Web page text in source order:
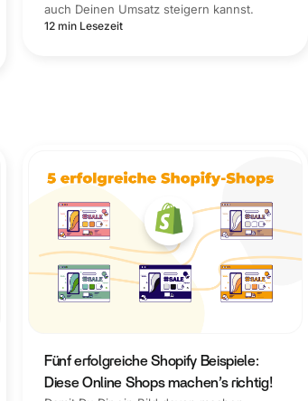
auch Deinen Umsatz steigern kannst.
12 min Lesezeit
Fünf erfolgreiche Shopify Beispiele:
Diese Online Shops machen’s richtig!